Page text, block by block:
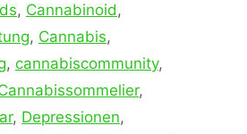
, Cannabinoid,
, Cannabis,
, cannabiscommunity,
,
, Depressionen,